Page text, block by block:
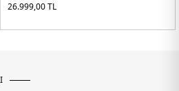
26.999,00TL